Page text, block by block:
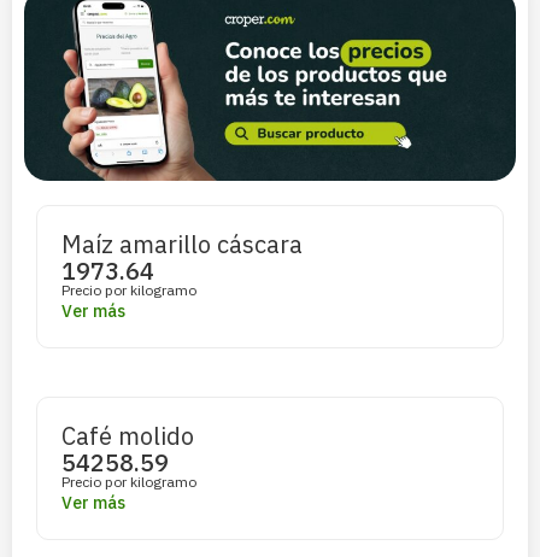
Maíz amarillo cáscara
1973.64
Precio por kilogramo
Ver más
Café molido
54258.59
Precio por kilogramo
Ver más